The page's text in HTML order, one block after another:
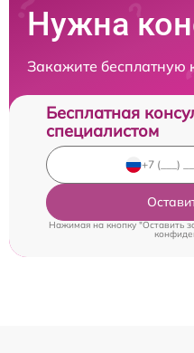
Нужна
Закажите бесплатную
Бесплатная
специалистом
Нажимая на кнопку "Оставить